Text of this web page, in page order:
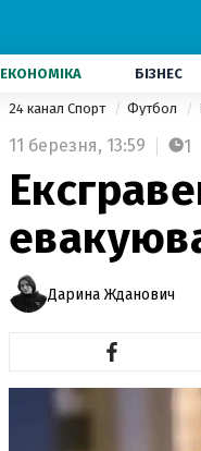
ЕКОНОМІКА БІЗНЕС
24 канал Спорт Футбол
11 березня, 13:59 1
Дарина Жданович